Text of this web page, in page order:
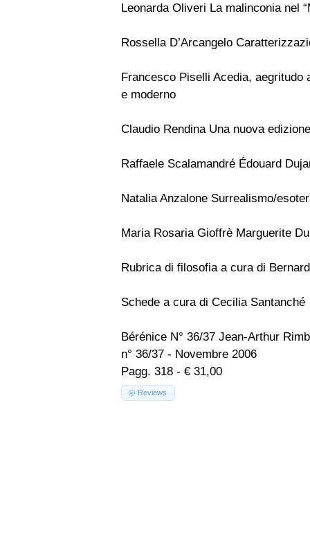
Leonarda Oliveri La malinconia nel
Rossella D’Arcangelo
Francesco Piselli Acedia,
e moderno
Claudio Rendina Una nuova
Raffaele Scalamandré Édouard
Natalia Anzalone Surrealismo/
Maria Rosaria Gioffrè Marguerite
Rubrica di filosofia a cura di
Schede a cura di Cecilia Santanché
Bérénice N° 36/37 Jean-Arthur
n° 36/37 - Novembre 2006
Pagg. 318 - € 31,00
Reviews